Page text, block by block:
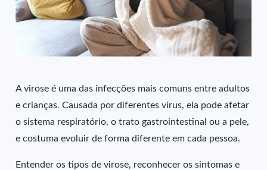
A virose é uma das infecções mais comuns entre adultos
e crianças. Causada por diferentes vírus, ela pode afetar
o sistema respiratório, o trato gastrointestinal ou a pele,
e costuma evoluir de forma diferente em cada pessoa.
Entender os tipos de virose, reconhecer os sintomas e